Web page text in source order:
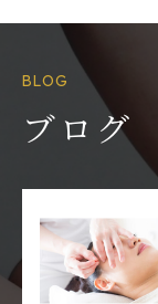
BLOG
ブログ